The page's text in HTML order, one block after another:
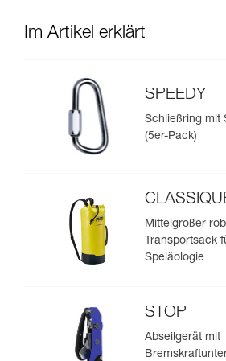
Im Artikel erklärt
SPEEDY
Schließring mit
(5er-Pack)
Mittelgroßer
Transportsack
Speläologie
STOP
Abseilgerät mit